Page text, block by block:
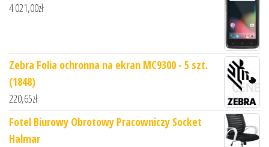
4 021,00zł
Zebra Folia ochronna na ekran MC9300 - 5 szt.
(1848)
220,65zł
Fotel Biurowy Obrotowy Pracowniczy Socket
Halmar